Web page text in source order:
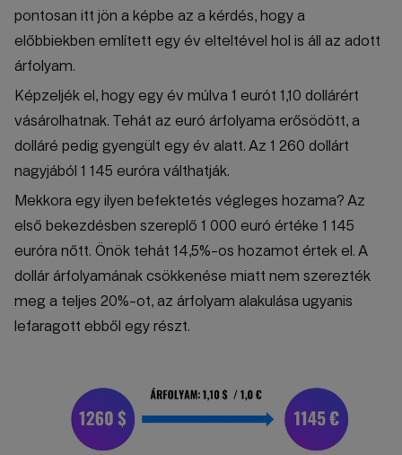
pontosan itt jön a képbe az a kérdés, hogy a
előbbiekben említett egy év elteltével hol is áll az adott
árfolyam.
Képzeljék el, hogy egy év múlva 1 eurót 1,10 dollárért
vásárolhatnak. Tehát az euró árfolyama erősödött, a
dolláré pedig gyengült egy év alatt. Az 1 260 dollárt
nagyjából 1 145 euróra válthatják.
Mekkora egy ilyen befektetés végleges hozama? Az
első bekezdésben szereplő 1 000 euró értéke 1 145
euróra nőtt. Önök tehát 14,5%-os hozamot értek el. A
dollár árfolyamának csökkenése miatt nem szerezték
meg a teljes 20%-ot, az árfolyam alakulása ugyanis
lefaragott ebből egy részt.